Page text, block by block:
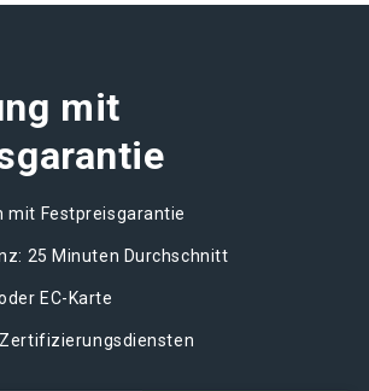
mit
mit Festpreisgarantie
25 Minuten Durchschnitt
EC-Karte